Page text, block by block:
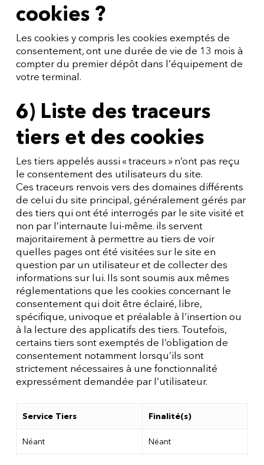
cookies ?
Les cookies y compris les cookies exemptés de
consentement, ont une durée de vie de 13 mois à
compter du premier dépôt dans l’équipement de
votre terminal.
6) Liste des traceurs
tiers et des cookies
Les tiers appelés aussi « traceurs » n’ont pas reçu
le consentement des utilisateurs du site.
Ces traceurs renvois vers des domaines différents
de celui du site principal, généralement gérés par
des tiers qui ont été interrogés par le site visité et
non par l’internaute lui-même. ils servent
majoritairement à permettre au tiers de voir
quelles pages ont été visitées sur le site en
question par un utilisateur et de collecter des
informations sur lui. Ils sont soumis aux mêmes
réglementations que les cookies concernant le
consentement qui doit être éclairé, libre,
spécifique, univoque et préalable à l’insertion ou
à la lecture des applicatifs des tiers. Toutefois,
certains tiers sont exemptés de l’obligation de
consentement notamment lorsqu’ils sont
strictement nécessaires à une fonctionnalité
expressément demandée par l’utilisateur.
Service Tiers Finalité(s)
Néant Néant